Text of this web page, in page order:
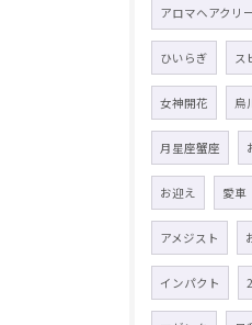
アロマヘアクリ
ひいらぎ ス
女神開花 烏
月星座蟹座
お迎え 愛車
アメジスト
インパクト